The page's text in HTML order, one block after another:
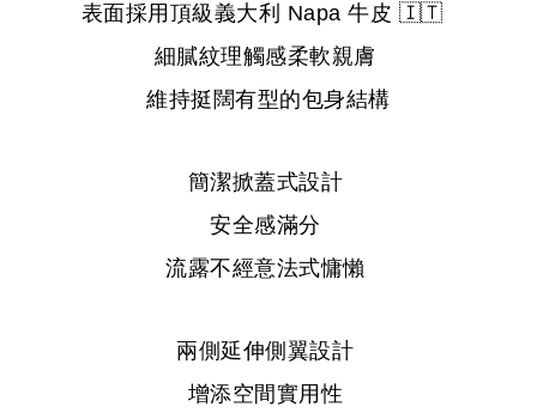
表面採用頂級義大利 Napa 牛皮 🇮🇹
細膩紋理觸感柔軟親膚
維持挺闊有型的包身結構
簡潔掀蓋式設計
安全感滿分
流露不經意法式慵懶
兩側延伸側翼設計
增添空間實用性